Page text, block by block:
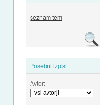
seznam tem
Posebni izpisi
Avtor: